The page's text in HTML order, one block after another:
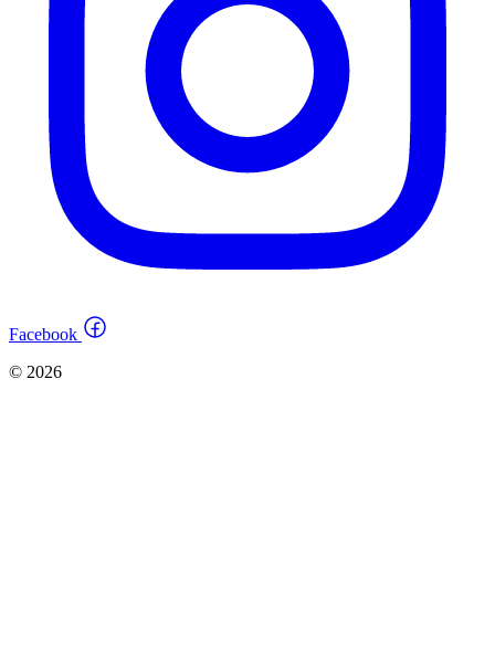
Facebook
© 2026